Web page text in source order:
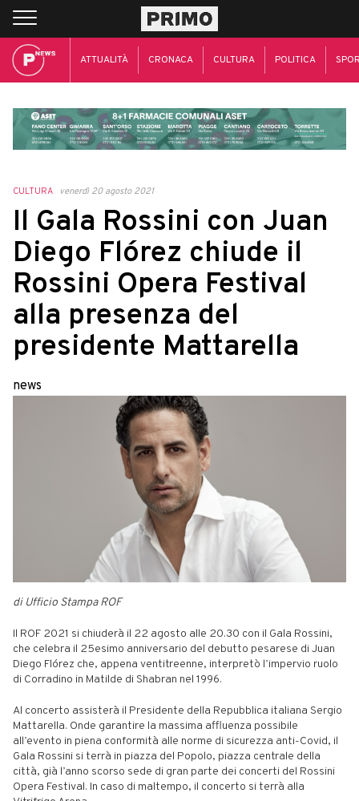
ATTUALITÀ CRONACA CULTURA POLITICA
CULTURA venerdì 20 agosto 2021
Il Gala Rossini con Juan
Diego Flórez chiude il
Rossini Opera Festival
alla presenza del
presidente Mattarella
news
di Ufficio Stampa ROF
Il ROF 2021 si chiuderà il 22 agosto alle 20.30 con il Gala Rossini,
che celebra il 25esimo anniversario del debutto pesarese di Juan
Diego Flórez che, appena ventitreenne, interpretò l’impervio ruolo
di Corradino in Matilde di Shabran nel 1996.
Al concerto assisterà il Presidente della Repubblica italiana Sergio
Mattarella. Onde garantire la massima affluenza possibile
all’evento in piena conformità alle norme di sicurezza anti-Covid, il
Gala Rossini si terrà in piazza del Popolo, piazza centrale della
città, già l’anno scorso sede di gran parte dei concerti del Rossini
Opera Festival. In caso di maltempo, il concerto si terrà alla